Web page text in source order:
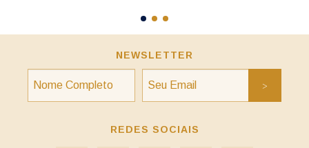
NEWSLETTER
REDES SOCIAIS